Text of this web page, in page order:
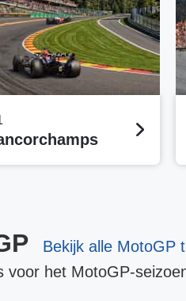
Bekijk alle MotoGP
voor het MotoGP-